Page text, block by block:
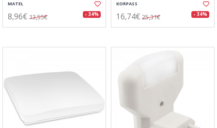
MATEL
8,96€ 13,55€ - 34%
KORPASS
16,74€ 25,31€ - 34%